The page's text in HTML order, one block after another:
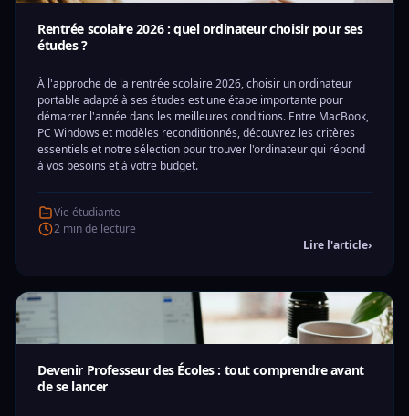
Rentrée scolaire 2026 : quel ordinateur choisir pour ses
études ?
À l'approche de la rentrée scolaire 2026, choisir un ordinateur
portable adapté à ses études est une étape importante pour
démarrer l'année dans les meilleures conditions. Entre MacBook,
PC Windows et modèles reconditionnés, découvrez les critères
essentiels et notre sélection pour trouver l'ordinateur qui répond
à vos besoins et à votre budget.
Vie étudiante
2 min de lecture
Lire l'article›
Devenir Professeur des Écoles : tout comprendre avant
de se lancer